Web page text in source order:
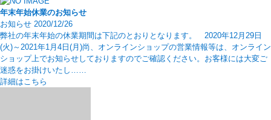
年末年始休業のお知らせ
お知らせ 2020/12/26
弊社の年末年始の休業期間は下記のとおりとなります。 2020年12月29日
(火)～2021年1月4日(月)尚、オンラインショップの営業情報等は、オンライン
ショップ上でお知らせしておりますのでご確認ください。お客様には大変ご
迷惑をお掛けいたし……
詳細はこちら